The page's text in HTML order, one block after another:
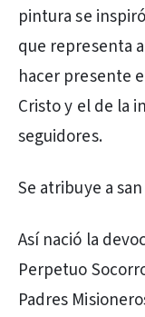
pintura se
que representa
hacer presente
Cristo y el de la
seguidores.
Se atribuye a
Así nació la
Perpetuo
Padres